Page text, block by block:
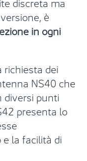
è
in ogni
richiesta dei
NS40 che
diversi punti
presenta lo
la facilità di